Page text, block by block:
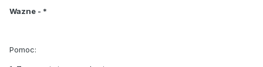
Wazne - *
Pomoc: